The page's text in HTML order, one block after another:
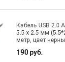
Кабель USB 2.0
5.5 х 2.5 мм
метр, цвет
190 руб.